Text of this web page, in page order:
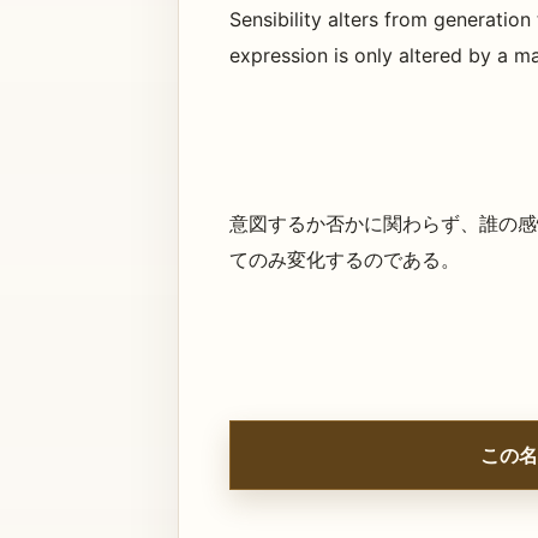
Sensibility alters from
expression is only altered by a
意図するか否かに関わらず、誰の
てのみ変化するのである。
この